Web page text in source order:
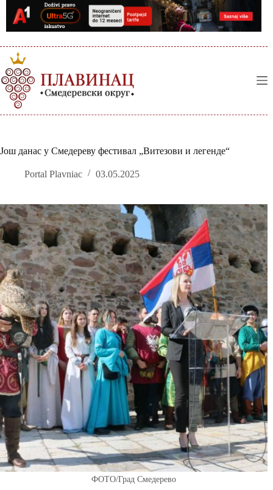
content
Још данас у Смедереву фестивал „Витезови и легенде“
Portal Plavniac 03.05.2025
ФОТО/Град Смедерево